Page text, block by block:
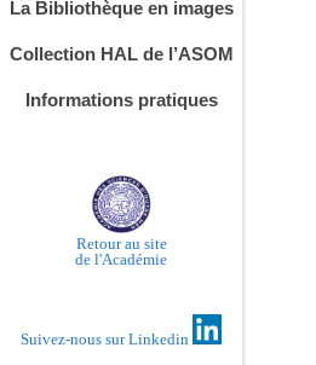
La Bibliothèque en images
Collection HAL de l’ASOM
Informations pratiques
Retour au site
de l'Académie
Suivez-nous sur Linkedin